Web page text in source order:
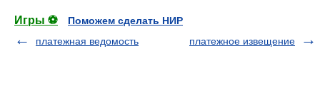
Игры ⚽
Поможем сделать НИР
платежная ведомость
платежное извещение